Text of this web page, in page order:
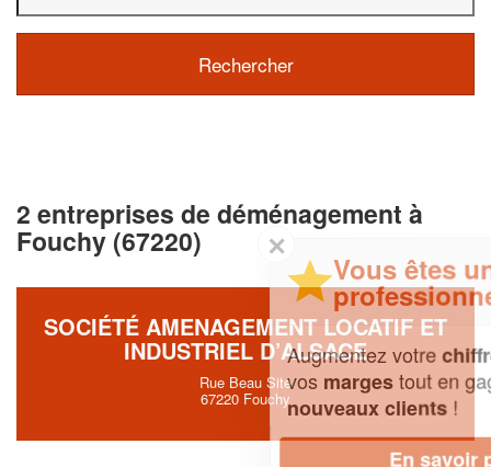
2 entreprises de déménagement à
Fouchy (67220)
SOCIÉTÉ AMENAGEMENT LOCATIF ET
INDUSTRIEL D’ALSACE
Rue Beau Site
67220 Fouchy
✕
Vous êtes un
professionnel ?
Augmentez votrechiffre d'affaireset
margestout en gagnant de
nouveaux clients!